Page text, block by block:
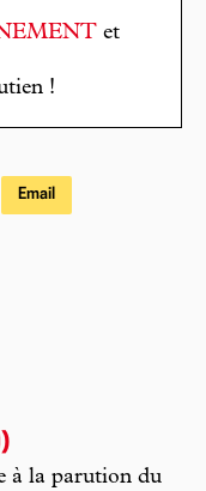
et
!
Email
à la parution du